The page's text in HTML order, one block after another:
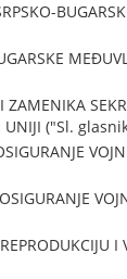
UNIJI ("Sl.
I